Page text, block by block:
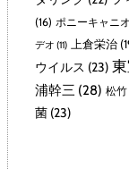
(16) ポニーキャニ
デオ (11) 上倉栄治
ウイルス (23)
浦幹三 (28) 松竹
菌 (23)